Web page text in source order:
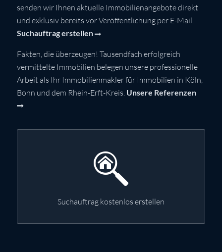
senden wir Ihnen aktuelle Immobilienangebote direkt
und exklusiv bereits vor Veröffentlichung per E-Mail.
Suchauftrag erstellen
Fakten, die überzeugen! Tausendfach erfolgreich
vermittelte Immobilien belegen unsere professionelle
Arbeit als Ihr Immobilienmakler für Immobilien in Köln,
Bonn und dem Rhein-Erft-Kreis. Unsere Referenzen
Suchauftrag kostenlos erstellen